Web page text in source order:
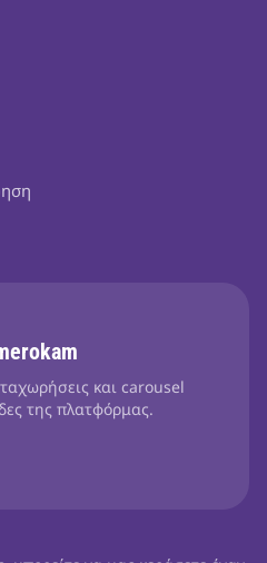
και carousel
της πλατφόρμας.